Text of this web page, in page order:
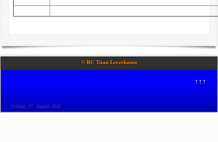
© RC Titan Leverkusen
↑↑↑
Freitag, 07. August 2026